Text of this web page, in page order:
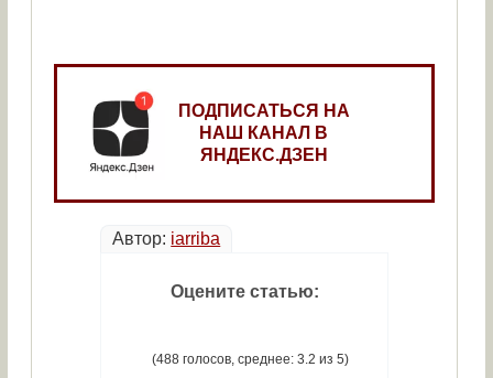
ПОДПИСАТЬСЯ НА
НАШ КАНАЛ В
ЯНДЕКС.ДЗЕН
Автор: iarriba
Оцените статью:
(488 голосов, среднее: 3.2 из 5)